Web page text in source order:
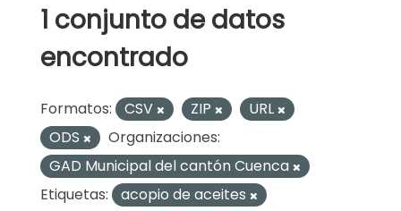
1 conjunto de datos
encontrado
Formatos: CSV ZIP
URL
ODS
Organizaciones:
GAD Municipal del cantón Cuenca
Etiquetas:
acopio de aceites